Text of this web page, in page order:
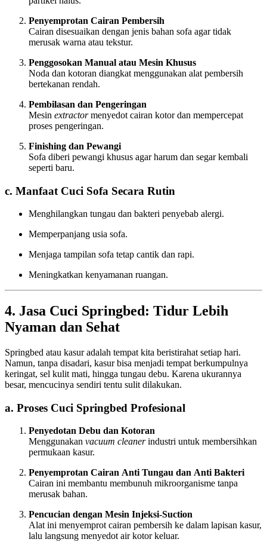
Penyemprotan Cairan Pembersih
Cairan disesuaikan dengan jenis bahan sofa agar tidak
merusak warna atau tekstur.
Penggosokan Manual atau Mesin Khusus
Noda dan kotoran diangkat menggunakan alat pembersih
bertekanan rendah.
Pembilasan dan Pengeringan
Mesin extractormenyedot cairan kotor dan mempercepat
proses pengeringan.
Finishing dan Pewangi
Sofa diberi pewangi khusus agar harum dan segar kembali
seperti baru.
c. Manfaat Cuci Sofa Secara Rutin
Menghilangkan tungau dan bakteri penyebab alergi.
Memperpanjang usia sofa.
Menjaga tampilan sofa tetap cantik dan rapi.
Meningkatkan kenyamanan ruangan.
4. Jasa Cuci Springbed: Tidur Lebih
Nyaman dan Sehat
Springbed atau kasur adalah tempat kita beristirahat setiap hari.
Namun, tanpa disadari, kasur bisa menjadi tempat berkumpulnya
keringat, sel kulit mati, hingga tungau debu. Karena ukurannya
besar, mencucinya sendiri tentu sulit dilakukan.
a. Proses Cuci Springbed Profesional
Penyedotan Debu dan Kotoran
Menggunakan vacuum cleanerindustri untuk membersihkan
permukaan kasur.
Penyemprotan Cairan Anti Tungau dan Anti Bakteri
Cairan ini membantu membunuh mikroorganisme tanpa
merusak bahan.
Pencucian dengan Mesin Injeksi-Suction
Alat ini menyemprot cairan pembersih ke dalam lapisan kasur,
lalu langsung menyedot air kotor keluar.